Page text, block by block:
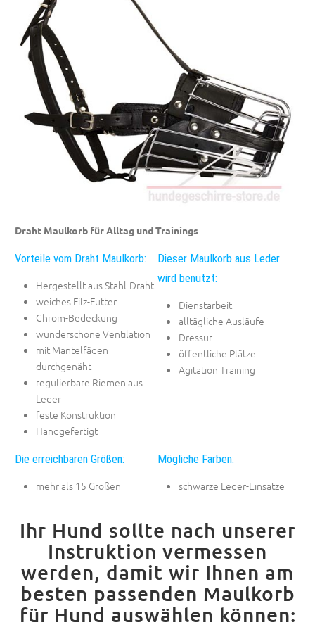
Draht Maulkorb für Alltag und Trainings
Vorteile vom Draht Maulkorb:
Hergestellt aus Stahl-Draht
weiches Filz-Futter
Chrom-Bedeckung
wunderschöne Ventilation
mit Mantelfäden
durchgenäht
regulierbare Riemen aus
Leder
feste Konstruktion
Handgefertigt
Dieser Maulkorb aus Leder
wird benutzt:
Dienstarbeit
alltägliche Ausläufe
Dressur
öffentliche Plätze
Agitation Training
Die erreichbaren Größen:
mehr als 15 Größen
Mögliche Farben:
schwarze Leder-Einsätze
Ihr Hund sollte nach unserer
Instruktion vermessen
werden, damit wir Ihnen am
besten passenden Maulkorb
für Hund auswählen können: